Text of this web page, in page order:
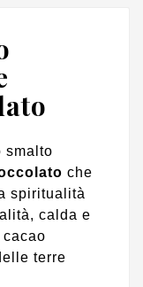
smalto
che
spiritualità
calda e
terre